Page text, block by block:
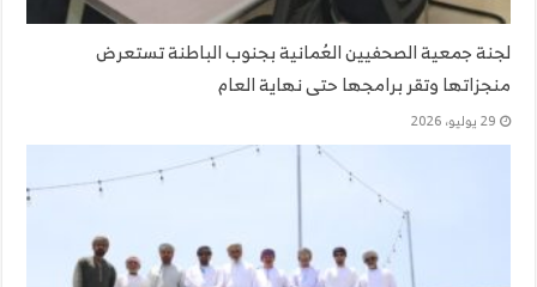
لجنة جمعية الصحفيين العُمانية بجنوب الباطنة تستعرض
منجزاتها وتقر برامجها حتى نهاية العام
29 يوليو، 2026